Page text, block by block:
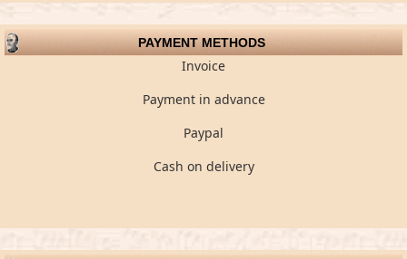
PAYMENT METHODS
Invoice
Payment in advance
Paypal
Cash on delivery